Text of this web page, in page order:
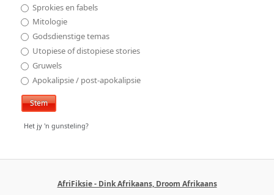
Sprokies en fabels
Mitologie
Godsdienstige temas
Utopiese of distopiese stories
Gruwels
Apokalipsie / post-apokalipsie
Het jy 'n gunsteling?
AfriFiksie - Dink Afrikaans, Droom Afrikaans